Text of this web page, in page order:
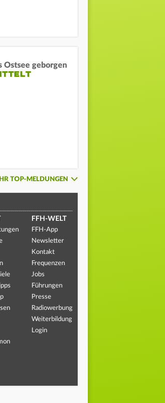
Ostsee geborgen
TOP-MELDUNGEN
FFH-WELT
FFH-App
Newsletter
Kontakt
Frequenzen
Jobs
Führungen
Presse
Radiowerbung
Weiterbildung
Login